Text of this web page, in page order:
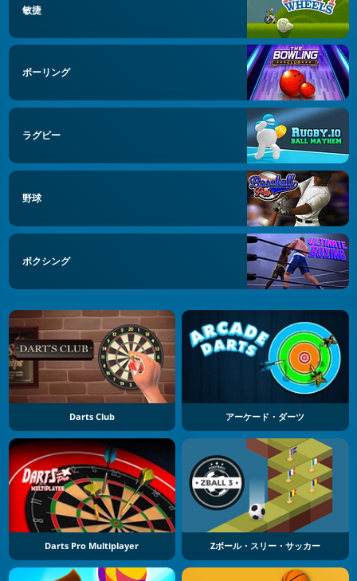
敏捷
ボーリング
ラグビー
野球
ボクシング
Darts Club アーケード・ダーツ
Darts Pro Multiplayer Zボール・スリー・サッカー